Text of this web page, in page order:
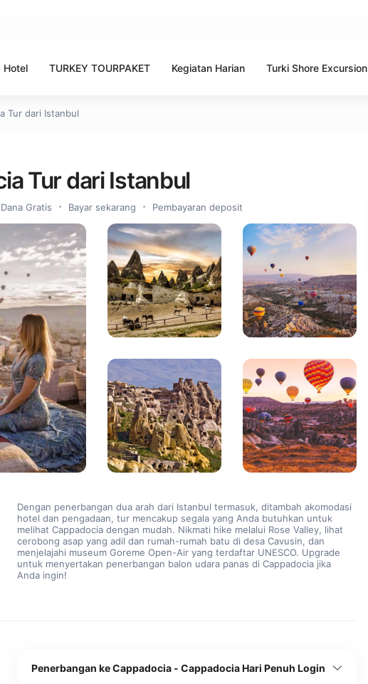
Hotel TURKEY TOURPAKET Kegiatan Harian Turki Shore Excursion
Tur dari Istanbul
Tur dari Istanbul
Gratis Bayar sekarang Pembayaran deposit
Dengan penerbangan dua arah dari Istanbul termasuk, ditambah akomodasi
hotel dan pengadaan, tur mencakup segala yang Anda butuhkan untuk
melihat Cappadocia dengan mudah. Nikmati hike melalui Rose Valley, lihat
cerobong asap yang adil dan rumah-rumah batu di desa Cavusin, dan
menjelajahi museum Goreme Open-Air yang terdaftar UNESCO. Upgrade
untuk menyertakan penerbangan balon udara panas di Cappadocia jika
Anda ingin!
Penerbangan ke Cappadocia - Cappadocia Hari Penuh Login